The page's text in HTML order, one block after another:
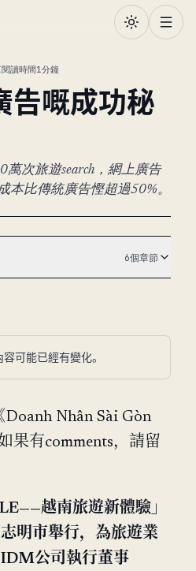
閱讀時間1分鐘
告嘅成功秘
次旅遊search，網上廣告
本比傳統廣告慳超過50%。
6個章節
可能已經有變化。
Nhân Sài Gòn
果有comments，請留
越南旅遊新體驗」
明市舉行，為旅遊業
公司執行董事